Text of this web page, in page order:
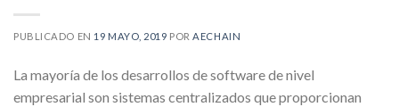
PUBLICADO EN 19 MAYO, 2019 PORAECHAIN
La mayoría de los desarrollos de software de nivel
empresarial son sistemas centralizados que proporcionan